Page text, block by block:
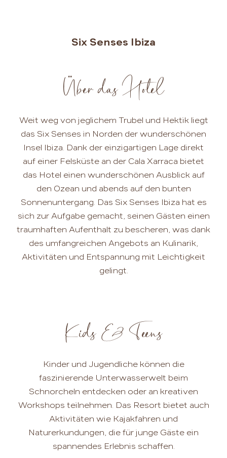
Six Senses Ibiza
Über das Hotel
Weit weg von jeglichem Trubel und Hektik liegt
das Six Senses in Norden der wunderschönen
Insel Ibiza. Dank der einzigartigen Lage direkt
auf einer Felsküste an der Cala Xarraca bietet
das Hotel einen wunderschönen Ausblick auf
den Ozean und abends auf den bunten
Sonnenuntergang. Das Six Senses Ibiza hat es
sich zur Aufgabe gemacht, seinen Gästen einen
traumhaften Aufenthalt zu bescheren, was dank
des umfangreichen Angebots an Kulinarik,
Aktivitäten und Entspannung mit Leichtigkeit
gelingt.
Kids & Teens
Kinder und Jugendliche können die
faszinierende Unterwasserwelt beim
Schnorcheln entdecken oder an kreativen
Workshops teilnehmen. Das Resort bietet auch
Aktivitäten wie Kajakfahren und
Naturerkundungen, die für junge Gäste ein
spannendes Erlebnis schaffen.